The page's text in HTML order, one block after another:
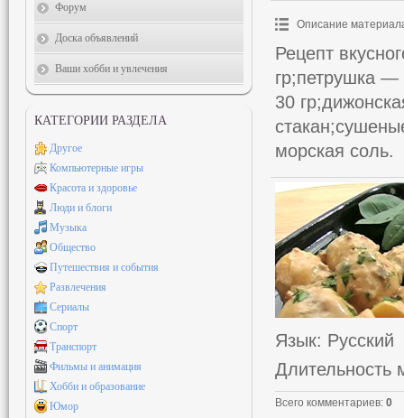
Описание
Рецепт
гр;петрушка
30
морская соль.
Язык: Русский
Длительность
Всего комментариев: 0
Форум
Доска объявлений
Ваши хобби и увлечения
КАТЕГОРИИ РАЗДЕЛА
Другое
Компьютерные игры
Красота и здоровье
Люди и блоги
Музыка
Общество
Путешествия и события
Развлечения
Сериалы
Спорт
Транспорт
Фильмы и анимация
Хобби и образование
Юмор